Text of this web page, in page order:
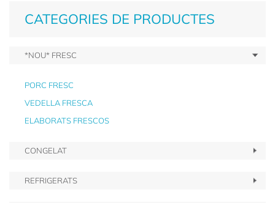
CATEGORIES DE PRODUCTES
*NOU* FRESC
PORC FRESC
VEDELLA FRESCA
ELABORATS FRESCOS
CONGELAT
REFRIGERATS